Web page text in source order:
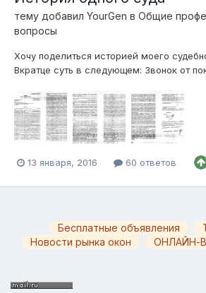
тему добавил YourGen в Общие
вопросы
Хочу поделиться историей моего
Вкратце суть в следующем: Звонок от
Были отправлены монтажники, вскрыли
дефектов монтажа не нашли, собрали
ничего не изменилось. Поступил...
13 января, 2016 60 ответов
Бесплатные объявления
Новости рынка окон
ОНЛАЙН-